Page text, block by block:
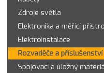
Zdroje světla
Elektronika a měřící
Elektroinstalace
Rozvaděče a příslušenství
Spojovací a úložný